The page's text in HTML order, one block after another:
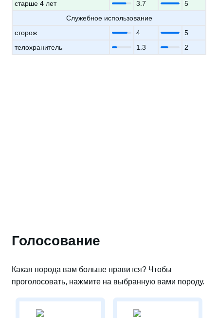
старше 4 лет
3.7
5
Служебное использование
сторож
4
5
телохранитель
1.3 2
Голосование
Какая порода вам больше нравится? Чтобы
проголосовать, нажмите на выбранную вами породу.